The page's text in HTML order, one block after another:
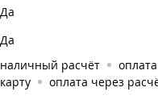
Да
Да
наличный расчёт
карту
оплата через